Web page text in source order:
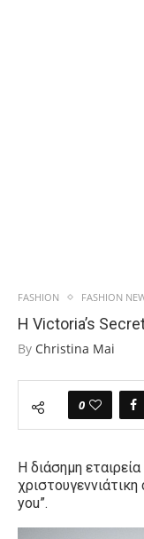
FASHION FASHION
Η Victoria’s
By Christina Mai
0
Η διάσημη
you”.